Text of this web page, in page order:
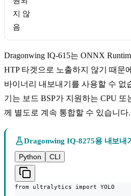
지 않
음
Dragonwing IQ-615는 ONNX
HTP 타겟으로 노출하지 않기 때문
바이너리 내보내기를 사용할 수 없
기는 보드 BSP가 지원하는 CPU
께 별도로 계속 통합할 수 있습니다.
Dragonwing IQ-8275용 내보내기
Python
CLI
from ultralytics import YOLO